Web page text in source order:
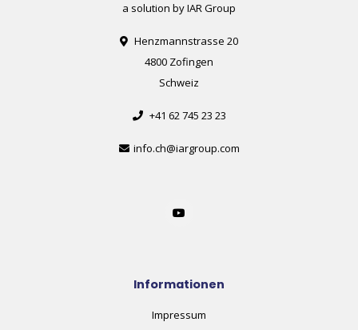
a solution by IAR Group
Henzmannstrasse 20
4800 Zofingen
Schweiz
+41 62 745 23 23
info.ch@iargroup.com
Informationen
Impressum